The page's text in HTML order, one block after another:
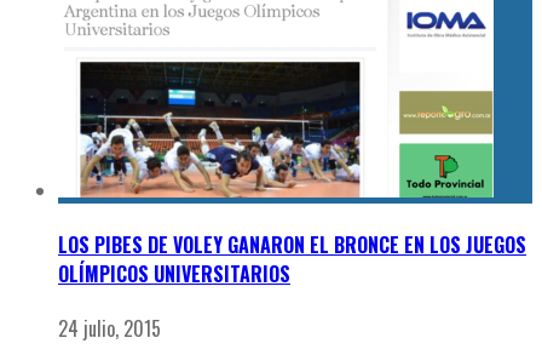
LOS PIBES DE VOLEY GANARON EL BRONCE EN LOS JUEGOS
OLÍMPICOS UNIVERSITARIOS
24 julio, 2015